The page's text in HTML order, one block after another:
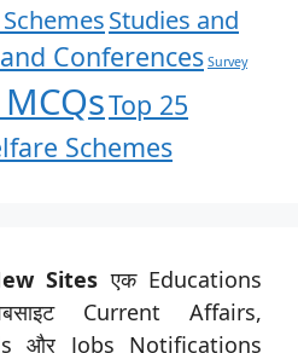
Studies and
Conferences Survey
Top 25
Schemes
Sites एक Educations
Current Affairs,
और Jobs Notifications